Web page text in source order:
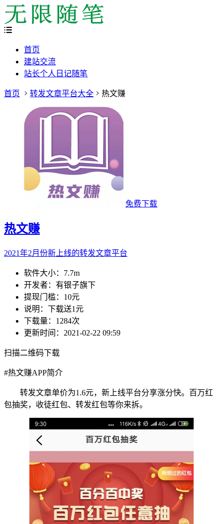
首页
建站交流
站长个人日记随笔
首页 转发文章平台大全 热文赚
免费下载
热文赚
2021年2月份新上线的转发文章平台
软件大小： 7.7m
开发者： 有银子旗下
提现门槛： 10元
说明： 下载送1元
下载量： 1284次
更新时间： 2021-02-22 09:59
扫描二维码下载
#热文赚APP简介
转发文章单价为1.6元，新上线平台分享涨分快。百万红
包抽奖，收徒红包、转发红包等你来拆。